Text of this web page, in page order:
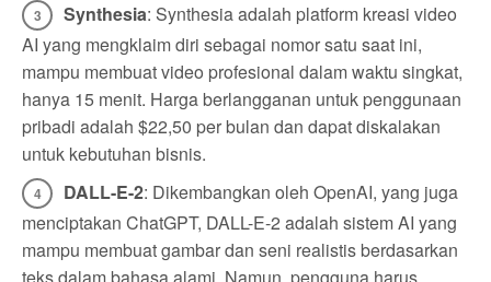
Synthesia: Synthesia adalah platform kreasi video
AI yang mengklaim diri sebagai nomor satu saat ini,
mampu membuat video profesional dalam waktu singkat,
hanya 15 menit. Harga berlangganan untuk penggunaan
pribadi adalah $22,50 per bulan dan dapat diskalakan
untuk kebutuhan bisnis.
DALL-E-2: Dikembangkan oleh OpenAI, yang juga
menciptakan ChatGPT, DALL-E-2 adalah sistem AI yang
mampu membuat gambar dan seni realistis berdasarkan